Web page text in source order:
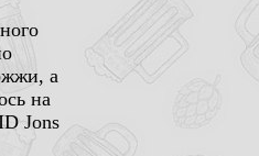
а
на
Jons